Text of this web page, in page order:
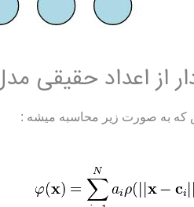
از اعداد حقیقی
که به صورت زیر محاسبه میشه :